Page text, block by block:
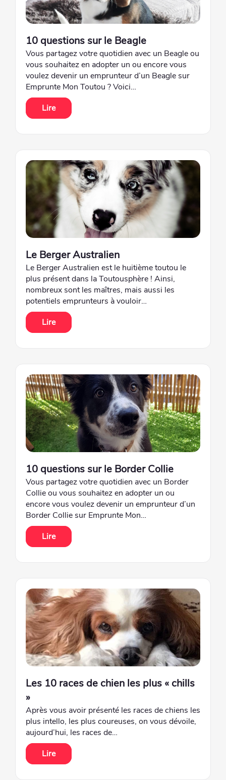
10 questions sur le Beagle
Vous partagez votre quotidien avec un Beagle ou
vous souhaitez en adopter un ou encore vous
voulez devenir un emprunteur d’un Beagle sur
Emprunte Mon Toutou ? Voici…
Lire
Le Berger Australien
Le Berger Australien est le huitième toutou le
plus présent dans la Toutousphère ! Ainsi,
nombreux sont les maîtres, mais aussi les
potentiels emprunteurs à vouloir…
Lire
10 questions sur le Border Collie
Vous partagez votre quotidien avec un Border
Collie ou vous souhaitez en adopter un ou
encore vous voulez devenir un emprunteur d’un
Border Collie sur Emprunte Mon…
Lire
Les 10 races de chien les plus « chills
»
Après vous avoir présenté les races de chiens les
plus intello, les plus coureuses, on vous dévoile,
aujourd’hui, les races de…
Lire